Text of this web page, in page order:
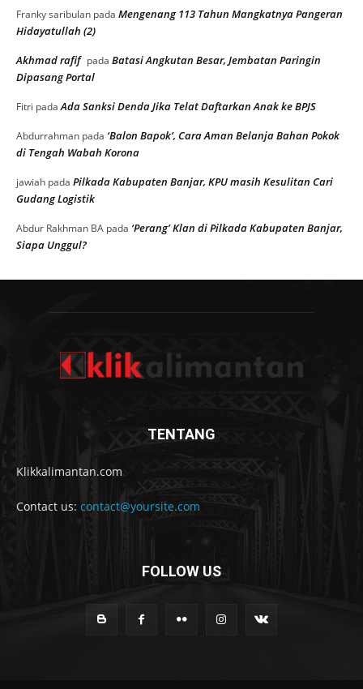
Franky saribulan pada Mengenang 113 Tahun Mangkatnya Pangeran
Hidayatullah (2)
Akhmad rafif pada Batasi Angkutan Besar, Jembatan Paringin
Dipasang Portal
Fitri padaAda Sanksi Denda Jika Telat Daftarkan Anak ke BPJS
Abdurrahman pada ‘Balon Bapok’, Cara Aman Belanja Bahan Pokok
di Tengah Wabah Korona
jawiah pada Pilkada Kabupaten Banjar, KPU masih Kesulitan Cari
Gudang Logistik
Abdur Rakhman BA pada ‘Perang’ Klan di Pilkada Kabupaten Banjar,
Siapa Unggul?
TENTANG
Klikkalimantan.com
Contact us: contact@yoursite.com
FOLLOW US